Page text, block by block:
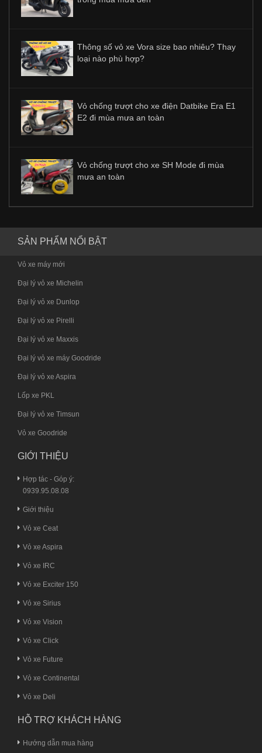
Thông số vỏ xe Vora size bao nhiêu? Thay
loại nào phù hợp?
Vỏ chống trượt cho xe điện Datbike Era E1
E2 đi mùa mưa an toàn
Vỏ chống trượt cho xe SH Mode đi mùa
mưa an toàn
SẢN PHẨM NỔI BẬT
Vỏ xe máy mới
Đại lý vỏ xe Michelin
Đại lý vỏ xe Dunlop
Đại lý vỏ xe Pirelli
Đại lý vỏ xe Maxxis
Đại lý vỏ xe máy Goodride
Đại lý vỏ xe Aspira
Lốp xe PKL
Đại lý vỏ xe Timsun
Vỏ xe Goodride
GIỚI THIỆU
Hợp tác - Góp ý:
0939.95.08.08
Giới thiệu
Vỏ xe Ceat
Vỏ xe Aspira
Vỏ xe IRC
Vỏ xe Exciter 150
Vỏ xe Sirius
Vỏ xe Vision
Vỏ xe Click
Vỏ xe Future
Vỏ xe Continental
Vỏ xe Deli
HỖ TRỢ KHÁCH HÀNG
Hướng dẫn mua hàng